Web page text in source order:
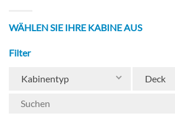
WÄHLEN SIE IHRE KABINE AUS
Filter
Kabinentyp Deck